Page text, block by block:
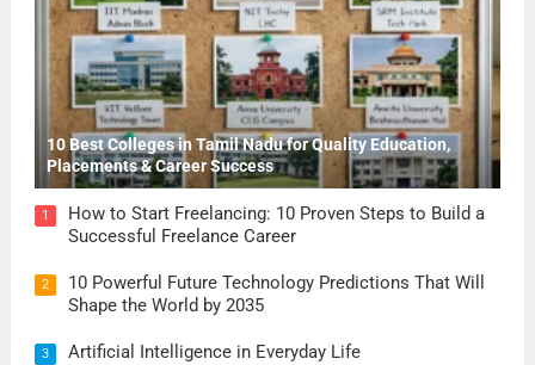
10 Best Colleges in Tamil Nadu for Quality Education,
Placements & Career Success
1
How to Start Freelancing: 10 Proven Steps to Build a
Successful Freelance Career
2
10 Powerful Future Technology Predictions That Will
Shape the World by 2035
3 Artificial Intelligence in Everyday Life